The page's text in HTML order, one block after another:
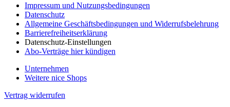
Impressum und Nutzungsbedingungen
Datenschutz
Allgemeine Geschäftsbedingungen und Widerrufsbelehrung
Barrierefreiheitserklärung
Datenschutz-Einstellungen
Abo-Verträge hier kündigen
Unternehmen
Weitere nice Shops
Vertrag widerrufen